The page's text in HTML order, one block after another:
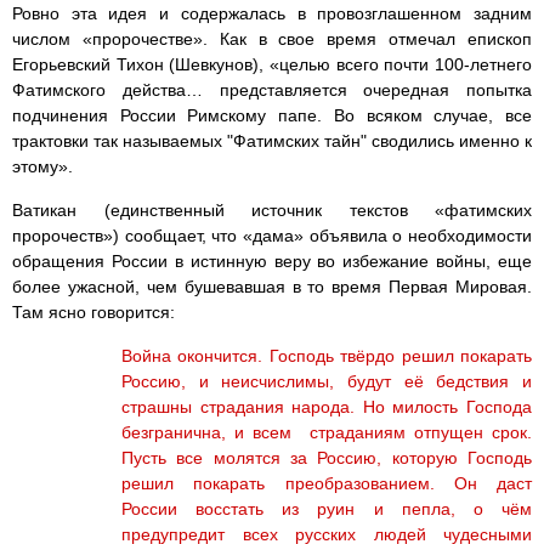
Ровно эта идея и содержалась в провозглашенном задним
числом «пророчестве». Как в свое время отмечал епископ
Егорьевский Тихон (Шевкунов), «целью всего почти 100-летнего
Фатимского действа… представляется очередная попытка
подчинения России Римскому папе. Во всяком случае, все
трактовки так называемых "Фатимских тайн" сводились именно к
этому».
Ватикан (единственный источник текстов «фатимских
пророчеств») сообщает, что «дама» объявила о необходимости
обращения России в истинную веру во избежание войны, еще
более ужасной, чем бушевавшая в то время Первая Мировая.
Там ясно говорится:
Война окончится. Господь твёрдо решил покарать
Россию, и неисчислимы, будут её бедствия и
страшны страдания народа. Но милость Господа
безгранична, и всем страданиям отпущен срок.
Пусть все молятся за Россию, которую Господь
решил покарать преобразованием. Он даст
России восстать из руин и пепла, о чём
предупредит всех русских людей чудесными